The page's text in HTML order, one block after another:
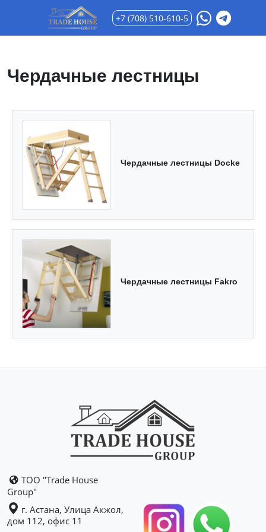
+7 (708) 510-610-5
Чердачные лестницы
Чердачные лестницы Docke
Чердачные лестницы Fakro
ТОО "Trade House
Group"
г. Астана, Улица Акжол,
дом 112, офис 11